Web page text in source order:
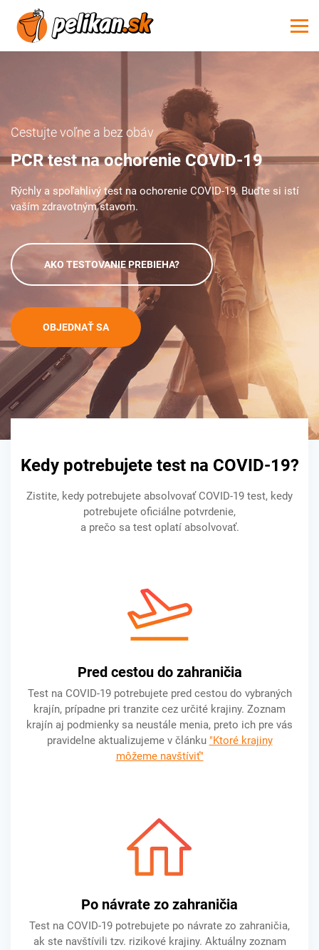
Cestujte voľne a bez obáv
PCR test na ochorenie COVID-19
Rýchly a spoľahlivý test na ochorenie COVID-19. Buďte si istí
vaším zdravotným stavom.
AKO TESTOVANIE PREBIEHA?
OBJEDNAŤ SA
Kedy potrebujete test na COVID-19?
Zistite, kedy potrebujete absolvovať COVID-19 test, kedy
potrebujete oficiálne potvrdenie,
a prečo sa test oplatí absolvovať.
Pred cestou do zahraničia
Test na COVID-19 potrebujete pred cestou do vybraných
krajín, prípadne pri tranzite cez určité krajiny. Zoznam
krajín aj podmienky sa neustále menia, preto ich pre vás
pravidelne aktualizujeme v článku "Ktoré krajiny
môžeme navštíviť"
Po návrate zo zahraničia
Test na COVID-19 potrebujete po návrate zo zahraničia,
ak ste navštívili tzv. rizikové krajiny. Aktuálny zoznam